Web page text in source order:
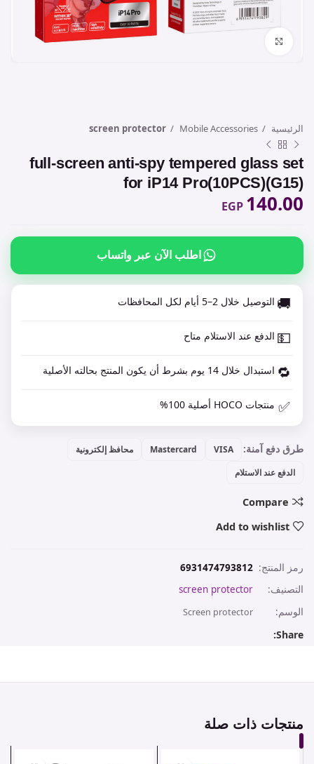
الرئيسية Mobile Accessories
screen protector
full-screen anti-spy tempered glass set
for iP14 Pro(10PCS)(G15)
EGP 140.00
اطلب الآن عبر واتساب
🚚 التوصيل خلال 2–5 أيام لكل المحافظات
💵 الدفع عند الاستلام متاح
🔁 استبدال خلال 14 يوم بشرط أن يكون المنتج بحالته الأصلية
✅ منتجات HOCO أصلية 100%
طرق دفع آمنة: VISA
Mastercard
محافظ إلكترونية
الدفع عند الاستلام
Compare
Add to wishlist
رمز المنتج: 6931474793812
التصنيف:
screen protector
الوسم:
Screen protector
Share:
منتجات ذات صلة